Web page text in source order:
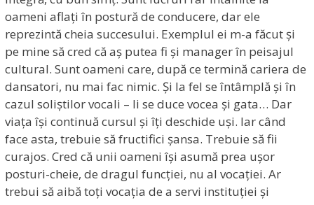
oameni aflați în postură de conducere, dar ele
reprezintă cheia succesului. Exemplul ei m-a făcut și
pe mine să cred că aș putea fi și manager în peisajul
cultural. Sunt oameni care, după ce termină cariera de
dansatori, nu mai fac nimic. Și la fel se întâmplă și în
cazul soliștilor vocali – li se duce vocea și gata… Dar
viața își continuă cursul și îți deschide uși. Iar când
face asta, trebuie să fructifici șansa. Trebuie să fii
curajos. Cred că unii oameni își asumă prea ușor
posturi-cheie, de dragul funcției, nu al vocației. Ar
trebui să aibă toți vocația de a servi instituției și